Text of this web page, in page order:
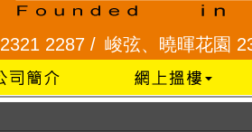
峻弦、曉暉花園 2345 1286 /